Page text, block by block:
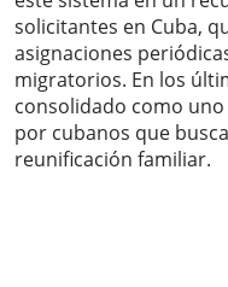
solicitantes en Cuba,
asignaciones
migratorios. En los
consolidado como
por cubanos que
reunificación familiar.